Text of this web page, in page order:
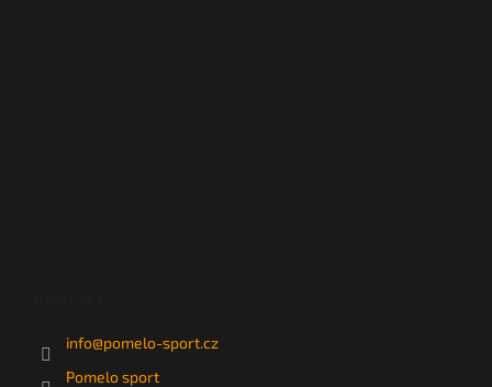
info@pomelo-sport.cz
Pomelo sport